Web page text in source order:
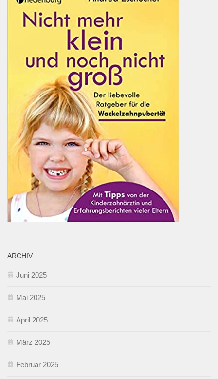
ARCHIV
Juni 2025
Mai 2025
April 2025
März 2025
Februar 2025